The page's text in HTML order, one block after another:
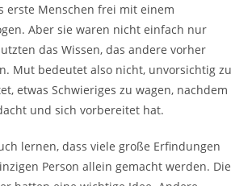
erste Menschen frei mit einem
Aber sie waren nicht einfach nur
das Wissen, das andere vorher
Mut bedeutet also nicht, unvorsichtig zu
etwas Schwieriges zu wagen, nachdem
und sich vorbereitet hat.
lernen, dass viele große Erfindungen
Person allein gemacht werden. Die